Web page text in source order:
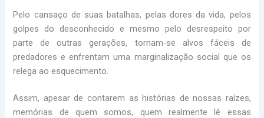
Pelo cansaço de suas batalhas, pelas dores da vida, pelos
golpes do desconhecido e mesmo pelo desrespeito por
parte de outras gerações, tornam-se alvos fáceis de
predadores e enfrentam uma marginalização social que os
relega ao esquecimento.
Assim, apesar de contarem as histórias de nossas raízes,
memórias de quem somos, quem realmente lê essas